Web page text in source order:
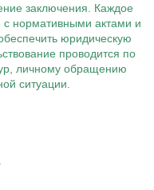
заключения. Каждое
с нормативными актами и
юридическую
проводится по
личному обращению
ситуации.